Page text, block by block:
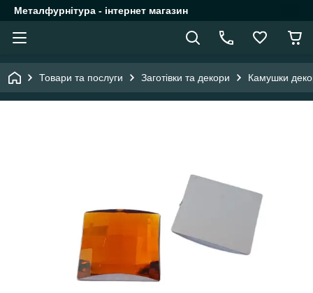
Металфурнітура - інтернет магазин
Товари та послуги Заготівки та декори Камушки